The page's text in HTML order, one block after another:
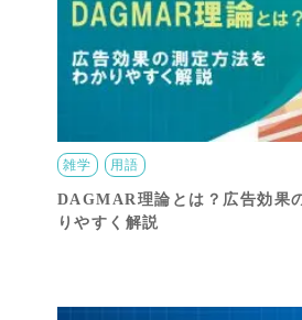
雑学 用語
DAGMAR理論とは？広告効果
りやすく解説